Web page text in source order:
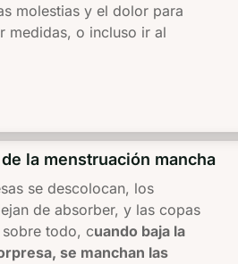
molestias y el dolor para
medidas, o incluso ir al
la menstruación mancha
se descolocan, los
de absorber, y las copas
todo, cuando baja la
se manchan las